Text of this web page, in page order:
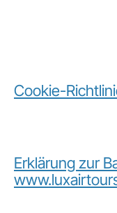
Cookie-
Erklärung zur